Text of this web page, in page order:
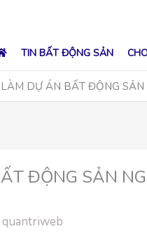
TIN BẤT ĐỘNG SẢN
DỰ ÁN BẤT ĐỘNG
ĐỘNG SẢN
quantriweb